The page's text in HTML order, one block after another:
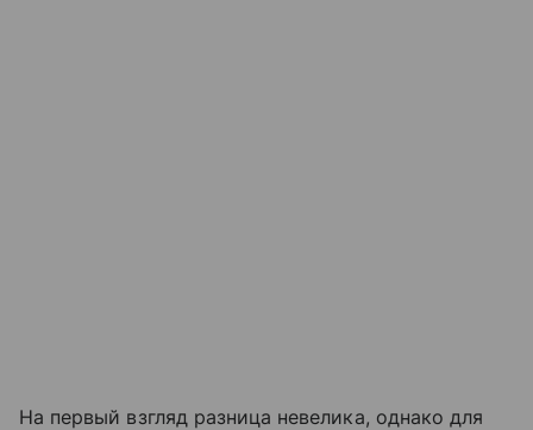
На первый взгляд разница невелика, однако для